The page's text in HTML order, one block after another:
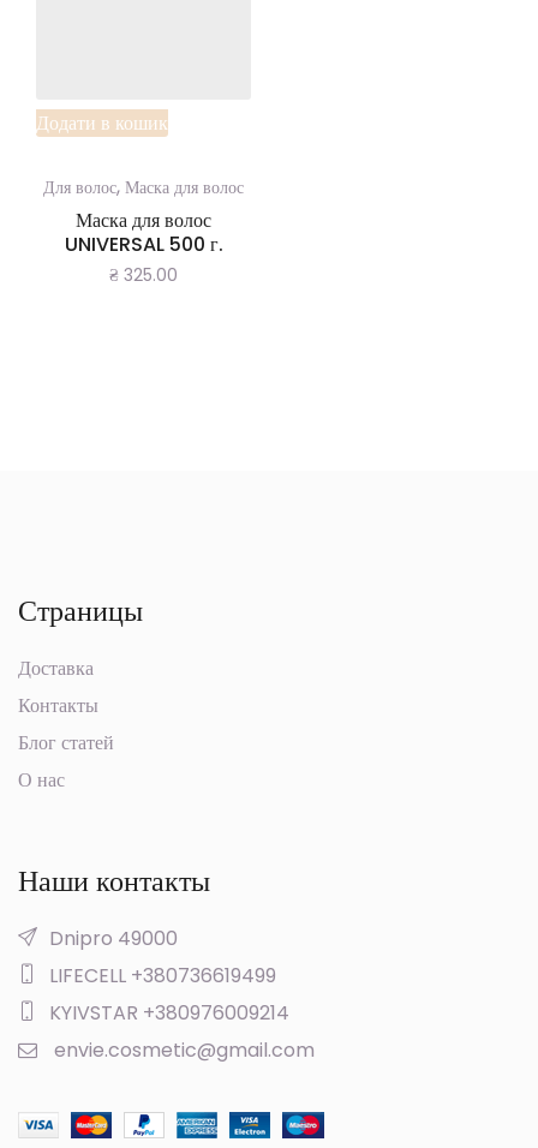
Додати в кошик
Для волос, Маска для волос
Маска для волос
UNIVERSAL 500 г.
₴ 325.00
Страницы
Доставка
Контакты
Блог статей
О нас
Наши контакты
Dnipro 49000
LIFECELL +380736619499
KYIVSTAR +380976009214
envie.cosmetic@gmail.com